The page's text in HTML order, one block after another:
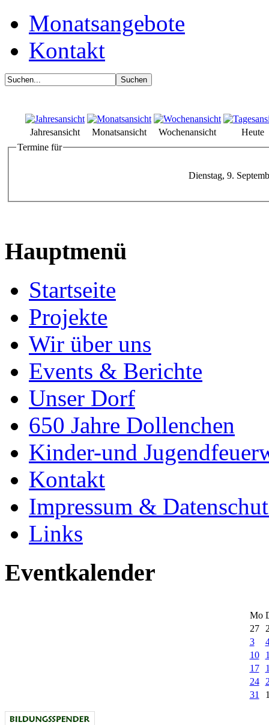
Monatsangebote
Kontakt
Jahresansicht Monatsansicht Wochenansicht
Heute
Termine für
Dienstag, 9.
Hauptmenü
Startseite
Projekte
Wir über uns
Events & Berichte
Unser Dorf
650 Jahre Dollenchen
Kinder-und
Kontakt
Impressum &
Links
Eventkalender
Mo
27
3
10
17
24
31